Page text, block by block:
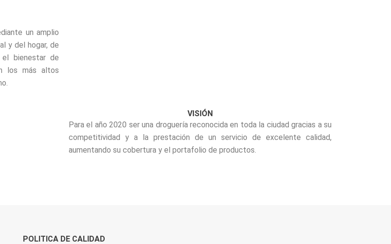
un amplio
y del hogar, de
bienestar de
los más altos
VISIÓN
Para el año 2020 ser una droguería reconocida en toda la ciudad gracias a su
competitividad y a la prestación de un servicio de excelente calidad,
aumentando su cobertura y el portafolio de productos.
POLITICA DE CALIDAD